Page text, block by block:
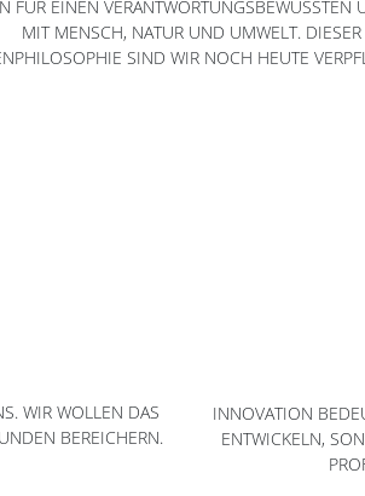
FÜR EINEN VERANTWORTUNGSBEWUSSTEN
MIT MENSCH, NATUR UND UMWELT. DIESER
SIND WIR NOCH HEUTE
WIR WOLLEN DAS
BEREICHERN.
INNOVATION
ENTWICKELN,